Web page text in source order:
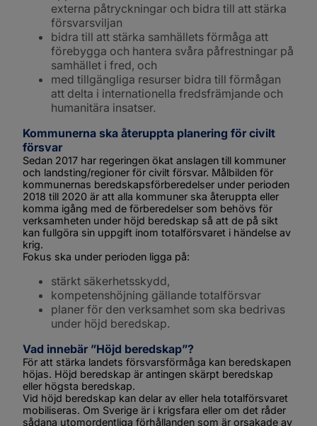
externa påtryckningar och bidra till att stärka
försvarsviljan
bidra till att stärka samhällets förmåga att
förebygga och hantera svåra påfrestningar på
samhället i fred, och
med tillgängliga resurser bidra till förmågan
att delta i internationella fredsfrämjande och
humanitära insatser.
Kommunerna ska återuppta planering för civilt
försvar
Sedan 2017 har regeringen ökat anslagen till kommuner
och landsting/regioner för civilt försvar. Målbilden för
kommunernas beredskapsförberedelser under perioden
2018 till 2020 är att alla kommuner ska återuppta eller
komma igång med de förberedelser som behövs för
verksamheten under höjd beredskap så att de på sikt
kan fullgöra sin uppgift inom totalförsvaret i händelse av
krig.
Fokus ska under perioden ligga på:
stärkt säkerhetsskydd,
kompetenshöjning gällande totalförsvar
planer för den verksamhet som ska bedrivas
under höjd beredskap.
Vad innebär ”Höjd beredskap”?
För att stärka landets försvarsförmåga kan beredskapen
höjas. Höjd beredskap är antingen skärpt beredskap
eller högsta beredskap.
Vid höjd beredskap kan delar av eller hela totalförsvaret
mobiliseras. Om Sverige är i krigsfara eller om det råder
sådana utomordentliga förhållanden som är orsakade av